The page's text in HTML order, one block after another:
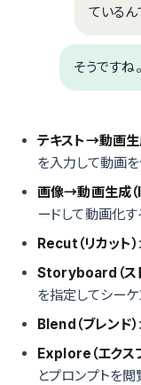
ているん
そうですね
テキスト→動画
を入力して動画
画像→動画生成
ードして動画化す
Recut（リカット）
Storyboard（ス
を指定してシーケ
Blend（ブレンド）
Explore（エクス
とプロンプトを閲